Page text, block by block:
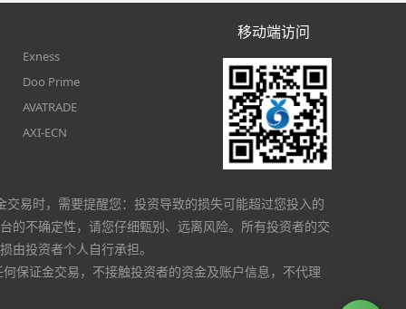
Exness
Doo Prime
AVATRADE
AXI-ECN
移动端访问
易时，需要提醒您：投资导致的损失可能超过您投入的
的不确定性，请您仔细甄别、远离风险。所有投资者的交
投资者个人自行承担。
保证金交易，不接触投资者的资金及账户信息，不代理